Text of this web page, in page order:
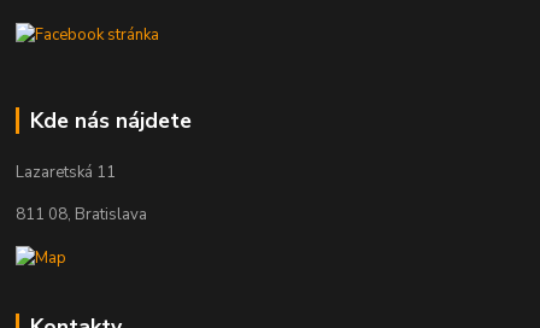
Kde nás nájdete
Lazaretská 11
811 08, Bratislava